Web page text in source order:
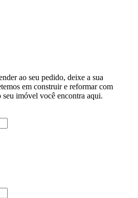
ao seu pedido, deixe a sua
em construir e reformar com
seu imóvel você encontra aqui.